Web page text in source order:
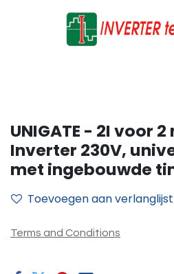
UNIGATE - 2I voor
Inverter 230V,
met ingebouwde
Toevoegen aan verlanglijst
Terms and Conditions